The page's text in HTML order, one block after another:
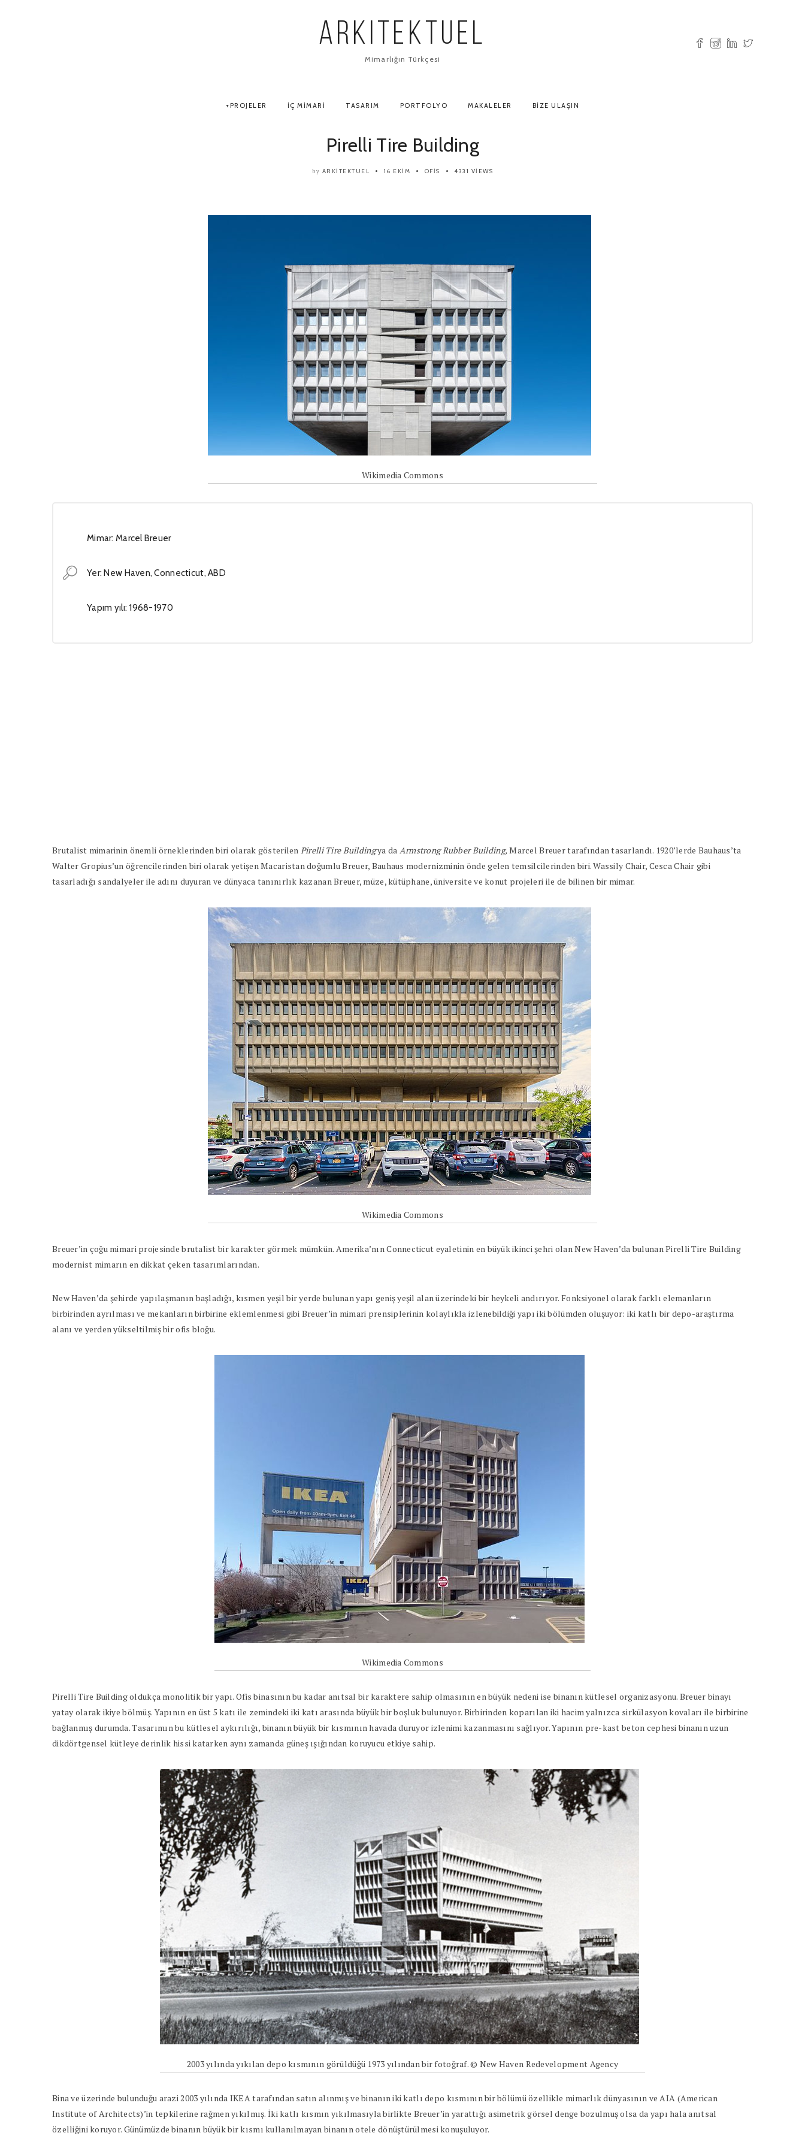
ARKITEKTUEL
Mimarlığın Türkçesi
PROJELER İÇ MIMARI TASARIM PORTFOLYO MAKALELER BIZE ULAŞIN
Pirelli Tire Building
by ARKITEKTUEL 16 EKIM OFIS 4331 VIEWS
Wikimedia Commons
Mimar: Marcel Breuer
Yer: New Haven, Connecticut, ABD
Yapım yılı: 1968-1970
Brutalist mimarinin önemli örneklerinden biri olarak gösterilen Pirelli Tire Buildingya da Armstrong Rubber Building, Marcel Breuer tarafından tasarlandı. 1920’lerde Bauhaus’ta
Walter Gropius’un öğrencilerinden biri olarak yetişen Macaristan doğumlu Breuer, Bauhaus modernizminin önde gelen temsilcilerinden biri. Wassily Chair, Cesca Chair gibi
tasarladığı sandalyeler ile adını duyuran ve dünyaca tanınırlık kazanan Breuer, müze, kütüphane, üniversite ve konut projeleri ile de bilinen bir mimar.
Wikimedia Commons
Breuer’in çoğu mimari projesinde brutalist bir karakter görmek mümkün. Amerika’nın Connecticut eyaletinin en büyük ikinci şehri olan New Haven’da bulunan Pirelli Tire Building
modernist mimarın en dikkat çeken tasarımlarından.
New Haven’da şehirde yapılaşmanın başladığı, kısmen yeşil bir yerde bulunan yapı geniş yeşil alan üzerindeki bir heykeli andırıyor. Fonksiyonel olarak farklı elemanların
birbirinden ayrılması ve mekanların birbirine eklemlenmesi gibi Breuer’in mimari prensiplerinin kolaylıkla izlenebildiği yapı iki bölümden oluşuyor: iki katlı bir depo-araştırma
alanı ve yerden yükseltilmiş bir ofis bloğu.
Wikimedia Commons
Pirelli Tire Building oldukça monolitik bir yapı. Ofis binasının bu kadar anıtsal bir karaktere sahip olmasının en büyük nedeni ise binanın kütlesel organizasyonu. Breuer binayı
yatay olarak ikiye bölmüş. Yapının en üst 5 katı ile zemindeki iki katı arasında büyük bir boşluk bulunuyor. Birbirinden koparılan iki hacim yalnızca sirkülasyon kovaları ile birbirine
bağlanmış durumda. Tasarımın bu kütlesel aykırılığı, binanın büyük bir kısmının havada duruyor izlenimi kazanmasını sağlıyor. Yapının pre-kast beton cephesi binanın uzun
dikdörtgensel kütleye derinlik hissi katarken aynı zamanda güneş ışığından koruyucu etkiye sahip.
2003 yılında yıkılan depo kısmının görüldüğü 1973 yılından bir fotoğraf. © New Haven Redevelopment Agency
Bina ve üzerinde bulunduğu arazi 2003 yılında IKEA tarafından satın alınmış ve binanın iki katlı depo kısmının bir bölümü özellikle mimarlık dünyasının ve AIA (American
Institute of Architects)’in tepkilerine rağmen yıkılmış. İki katlı kısmın yıkılmasıyla birlikte Breuer’in yarattığı asimetrik görsel denge bozulmuş olsa da yapı hala anıtsal
özelliğini koruyor. Günümüzde binanın büyük bir kısmı kullanılmayan binanın otele dönüştürülmesi konuşuluyor.